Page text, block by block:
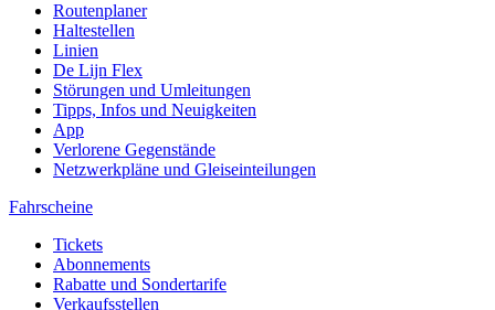
Routenplaner
Haltestellen
Linien
De Lijn Flex
Störungen und Umleitungen
Tipps, Infos und Neuigkeiten
App
Verlorene Gegenstände
Netzwerkpläne und Gleiseinteilungen
Fahrscheine
Tickets
Abonnements
Rabatte und Sondertarife
Verkaufsstellen